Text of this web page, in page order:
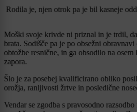
Rodila je, njen otrok pa je bil kasneje
Moški svoje krivde ni priznal in je trdil,
brata. Sodišče pa je po obsežni
obtožbe resnične, in ga obsodilo na osem
zapora.
Šlo je za posebej kvalificirano obliko
orožja, ranljivosti žrtve in posledične
Vendar se zgodba s pravosodno